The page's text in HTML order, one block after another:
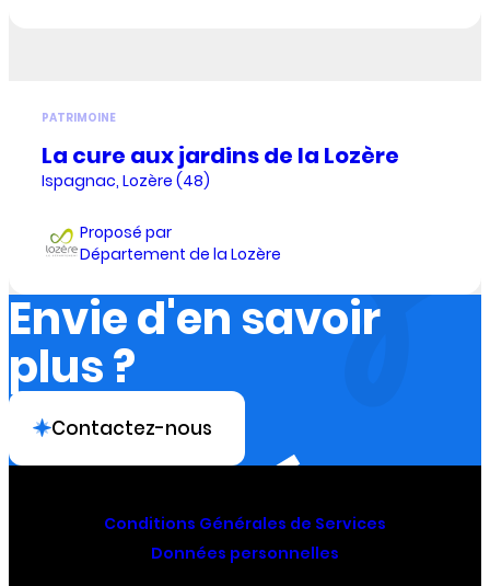
PATRIMOINE
La cure aux jardins de la Lozère
Ispagnac, Lozère (48)
Proposé par
Département de la Lozère
Envie d'en savoir
plus ?
Contactez-nous
Conditions Générales de Services
Données personnelles